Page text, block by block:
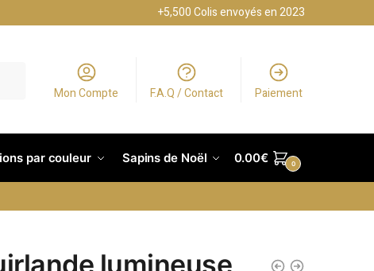
+5,500 Colis envoyés en 2023
Mon Compte F.A.Q / Contact Paiement
par couleur Sapins de Noël 0.00€ 0
lumineuse